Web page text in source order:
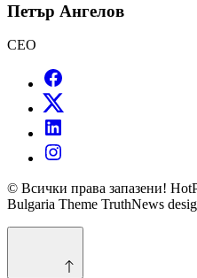
Петър Ангелов
CEO
© Всички права запазени!
Bulgaria Theme TruthNews